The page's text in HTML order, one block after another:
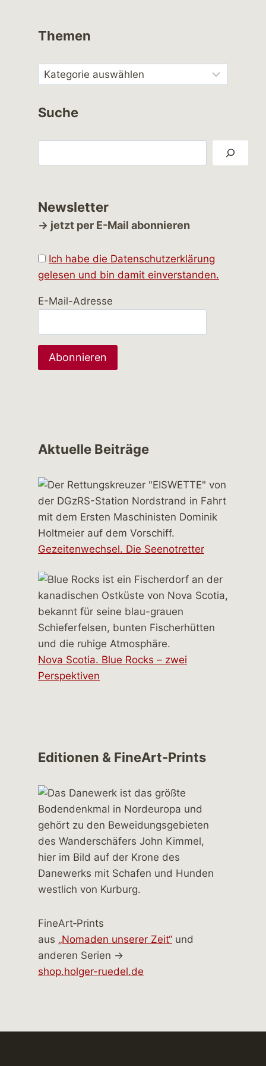
Themen
Suche
Newsletter
→ jetzt per E-Mail abonnieren
Ich habe die Datenschutzerklärung
gelesen und bin damit einverstanden.
E-Mail-Adresse
Aktuelle Beiträge
Gezeitenwechsel. Die Seenotretter
Nova Scotia. Blue Rocks – zwei
Perspektiven
Editionen & FineArt-Prints
FineArt‑Prints
aus „Nomaden unserer Zeit“ und
anderen Serien →
shop.holger-ruedel.de